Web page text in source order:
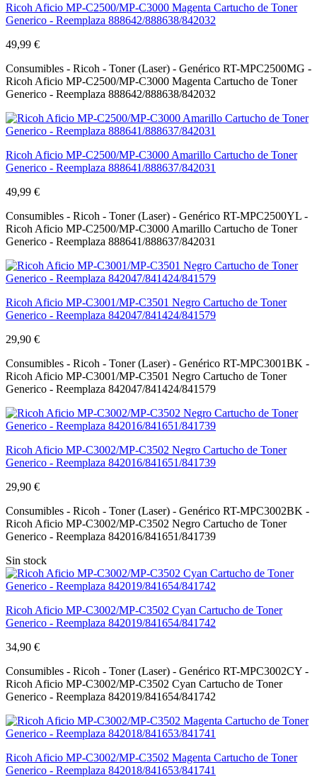
Ricoh Aficio MP-C2500/MP-C3000 Magenta Cartucho de Toner
Generico - Reemplaza 888642/888638/842032
49,99 €
Consumibles - Ricoh - Toner (Laser) - Genérico RT-MPC2500MG -
Ricoh Aficio MP-C2500/MP-C3000 Magenta Cartucho de Toner
Generico - Reemplaza 888642/888638/842032
Ricoh Aficio MP-C2500/MP-C3000 Amarillo Cartucho de Toner
Generico - Reemplaza 888641/888637/842031
49,99 €
Consumibles - Ricoh - Toner (Laser) - Genérico RT-MPC2500YL -
Ricoh Aficio MP-C2500/MP-C3000 Amarillo Cartucho de Toner
Generico - Reemplaza 888641/888637/842031
Ricoh Aficio MP-C3001/MP-C3501 Negro Cartucho de Toner
Generico - Reemplaza 842047/841424/841579
29,90 €
Consumibles - Ricoh - Toner (Laser) - Genérico RT-MPC3001BK -
Ricoh Aficio MP-C3001/MP-C3501 Negro Cartucho de Toner
Generico - Reemplaza 842047/841424/841579
Ricoh Aficio MP-C3002/MP-C3502 Negro Cartucho de Toner
Generico - Reemplaza 842016/841651/841739
29,90 €
Consumibles - Ricoh - Toner (Laser) - Genérico RT-MPC3002BK -
Ricoh Aficio MP-C3002/MP-C3502 Negro Cartucho de Toner
Generico - Reemplaza 842016/841651/841739
Sin stock
Ricoh Aficio MP-C3002/MP-C3502 Cyan Cartucho de Toner
Generico - Reemplaza 842019/841654/841742
34,90 €
Consumibles - Ricoh - Toner (Laser) - Genérico RT-MPC3002CY -
Ricoh Aficio MP-C3002/MP-C3502 Cyan Cartucho de Toner
Generico - Reemplaza 842019/841654/841742
Ricoh Aficio MP-C3002/MP-C3502 Magenta Cartucho de Toner
Generico - Reemplaza 842018/841653/841741